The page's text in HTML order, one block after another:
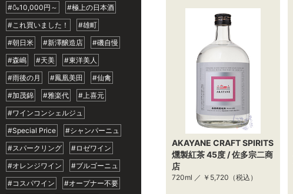
#🍶10,000円～
#極上の日本酒
#これ買いました！
#雄町
#朝日米
#新澤醸造店
#磯自慢
#森嶋
#天美
#東洋美人
#雨後の月
#鳳凰美田
#仙禽
#加茂錦
#雅楽代
#上喜元
#ワインコンシェルジュ
#Special Price
#シャンパーニュ
#スパークリング
#ロゼワイン
#オレンジワイン
#ブルゴーニュ
#コスパワイン
#オープナー不要
AKAYANE CRAFT SPIRITS
燻製紅茶 45度 / 佐多宗二商
店
720ml ／ ￥5,720 （税込）